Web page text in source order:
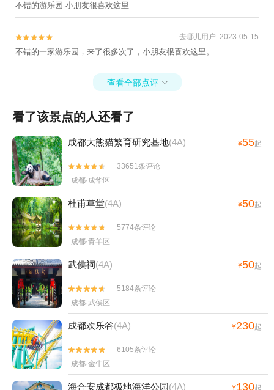
不错的游乐园-小朋友很喜欢这里

 去哪儿用户 2023-05-15
不错的一家游乐园，来了很多次了，小朋友很喜欢这里。
查看全部点评 
看了该景点的人还看了
成都大熊猫繁育研究基地(4A) ¥55起


33651条评论
成都·成华区
杜甫草堂(4A) ¥50起


5774条评论
成都·青羊区
武侯祠(4A) ¥50起


5184条评论
成都·武侯区
成都欢乐谷(4A) ¥230起


6105条评论
成都·金牛区
海合安成都极地海洋公园(4A) 130